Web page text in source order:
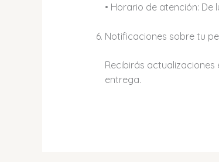
• Horario de atención: De
Notificaciones sobre tu
Recibirás
entrega.